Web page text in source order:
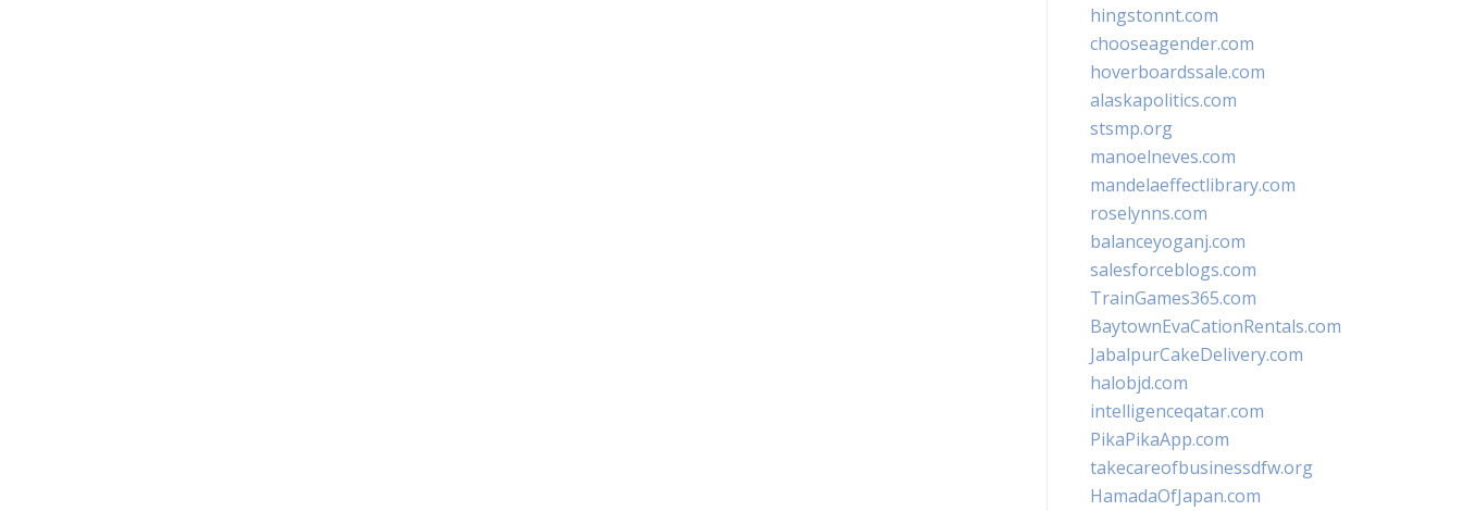
hingstonnt.com
chooseagender.com
hoverboardssale.com
alaskapolitics.com
stsmp.org
manoelneves.com
mandelaeffectlibrary.com
roselynns.com
balanceyoganj.com
salesforceblogs.com
TrainGames365.com
BaytownEvaCationRentals.com
JabalpurCakeDelivery.com
halobjd.com
intelligenceqatar.com
PikaPikaApp.com
takecareofbusinessdfw.org
HamadaOfJapan.com